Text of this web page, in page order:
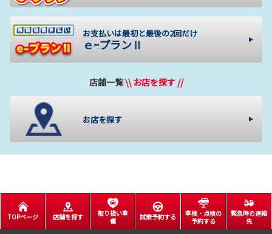
お支払いは最初と最後の2回だけ
ｅｰプランⅡ
店舗一覧\\ お店を探す //
お店を探す
TOPページ 店舗を探す
取り扱い車
種
試乗予約する
車検・点検の
予約する
緊急時の連絡
先